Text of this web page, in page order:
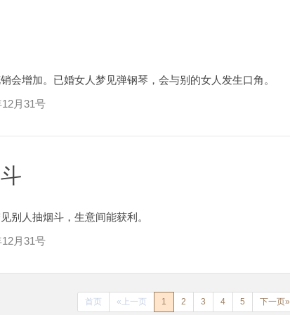
会增加。已婚女人梦见弹钢琴，会与别的女人发生口角。
12月31号
别人抽烟斗，生意间能获利。
12月31号
首页 «上一页 1 2 3 4 5 下一页»